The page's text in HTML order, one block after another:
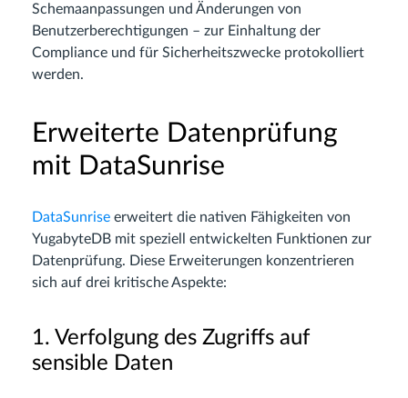
Schemaanpassungen und Änderungen von
Benutzerberechtigungen – zur Einhaltung der
Compliance und für Sicherheitszwecke protokolliert
werden.
Erweiterte Datenprüfung
mit DataSunrise
DataSunrise erweitert die nativen Fähigkeiten von
YugabyteDB mit speziell entwickelten Funktionen zur
Datenprüfung. Diese Erweiterungen konzentrieren
sich auf drei kritische Aspekte:
1. Verfolgung des Zugriffs auf
sensible Daten